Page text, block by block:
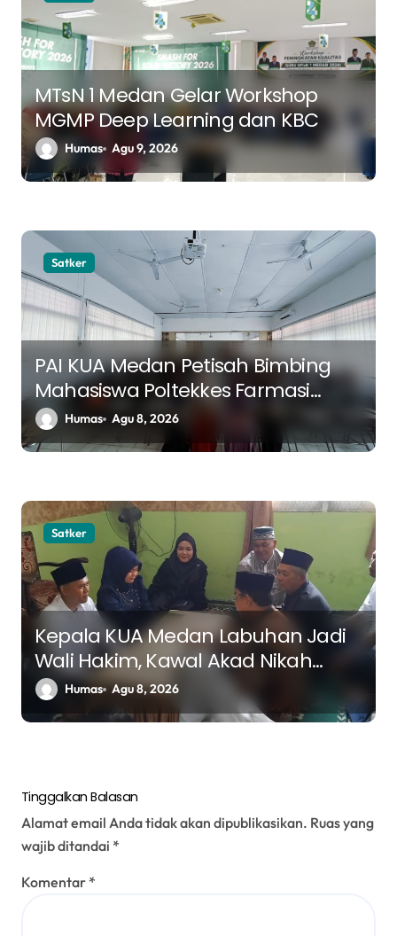
p
o
sMTsN 1 Medan Gelar Workshop
MGMP Deep Learning dan KBC
Humas Agu 9, 2026
Satker
PAI KUA Medan Petisah Bimbing
Mahasiswa Poltekkes Farmasi
tentang Tujuan Hidup dan
Ketaatan dalam Islam
Humas Agu 8, 2026
Satker
Kepala KUA Medan Labuhan Jadi
Wali Hakim, Kawal Akad Nikah
Menuju Keluarga Samawa
Humas Agu 8, 2026
Tinggalkan Balasan
Alamat email Anda tidak akan dipublikasikan. Ruas yang
wajib ditandai *
Komentar *